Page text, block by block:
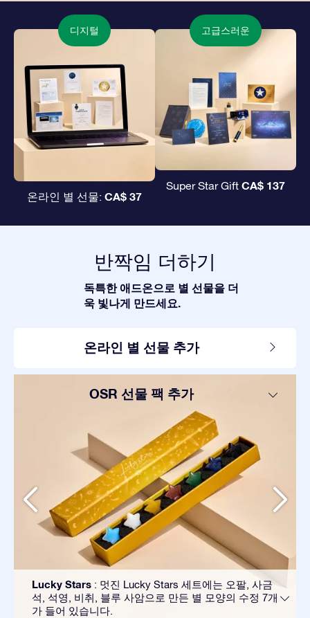
디지털
온라인 별 선물: CA$ 37
고급스러운
Super Star Gift CA$ 137
반짝임 더하기
독특한 애드온으로 별 선물을 더
욱 빛나게 만드세요.
온라인 별 선물 추가
OSR 선물 팩 추가
Lucky Stars : 멋진 Lucky Stars 세트에는 오팔, 사금
석, 석영, 비취, 블루 사암으로 만든 별 모양의 수정 7개
가 들어 있습니다.